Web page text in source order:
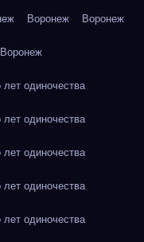
Воронеж Воронеж
Воронеж
одиночества
одиночества
одиночества
одиночества
одиночества